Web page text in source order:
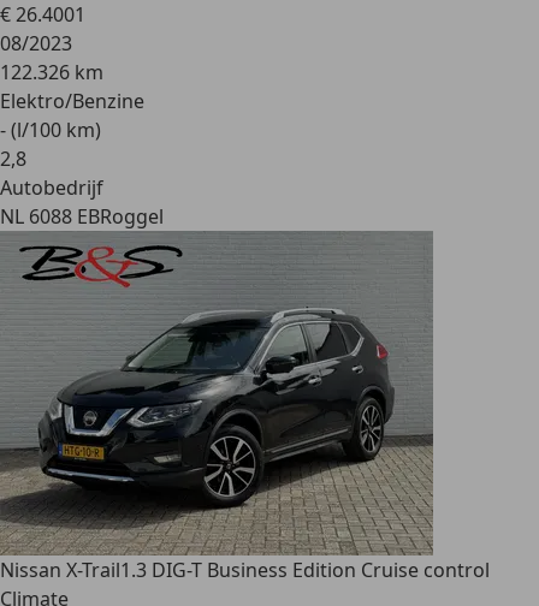
€ 26.4001
08/2023
122.326 km
Elektro/Benzine
- (l/100 km)
2,8
Autobedrijf
NL 6088 EBRoggel
Nissan X-Trail1.3 DIG-T Business Edition Cruise control
Climate